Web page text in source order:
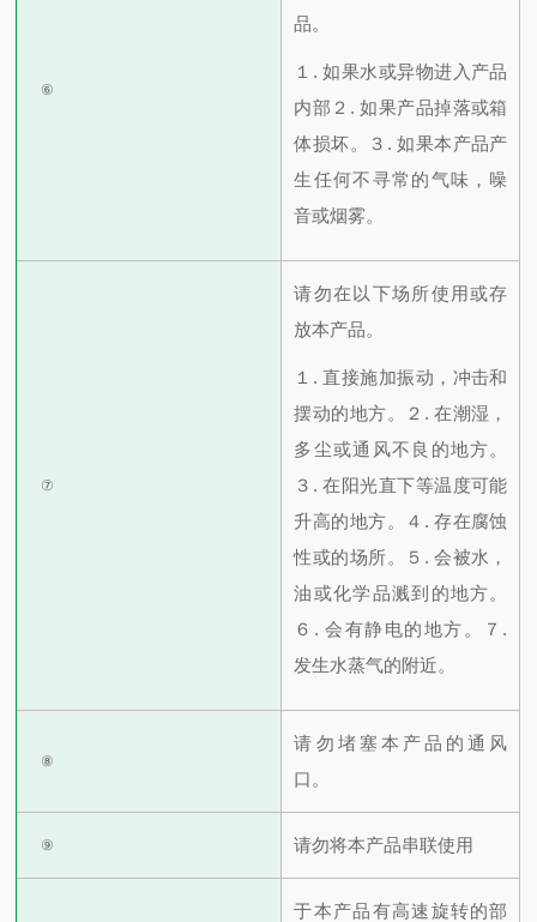
⑥
品。
１. 如果水或异物进入产品
内部 ２. 如果产品掉落或箱
体损坏。
３. 如果本产品产
生任何不寻常的气味，噪
音或烟雾。
⑦
请勿在以下场所使用或存
放本产品。
１. 直接施加振动，冲击和
摆动的地方。
２. 在潮湿，
多尘或通风不良的地方。
３. 在阳光直下等温度可能
升高的地方。
４. 存在腐蚀
性或的场所。
５. 会被水，
油或化学品溅到的地方。
６. 会有静电的地方。
７.
发生水蒸气的附近。
⑧
请勿堵塞本产品的通风
口。
⑨ 请勿将本产品串联使用
于本产品有高速旋转的部